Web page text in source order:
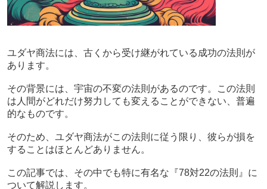
ユダヤ商法には、古くから受け継がれている成功の法則が
あります。
その背景には、宇宙の不変の法則があるのです。この法則
は人間がどれだけ努力しても変えることができない、普遍
的なものです。
そのため、ユダヤ商法がこの法則に従う限り、彼らが損を
することはほとんどありません。
この記事では、その中でも特に有名な『78対22の法則』に
ついて解説します。